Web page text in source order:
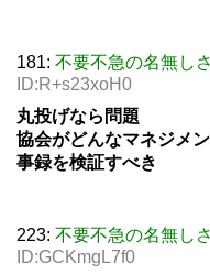
181: 不要不急の名無し
ID:R+s23xoH0
丸投げなら問題
協会がどんなマネジメ
事録を検証すべき
223: 不要不急の名無し
ID:GCKmgL7f0